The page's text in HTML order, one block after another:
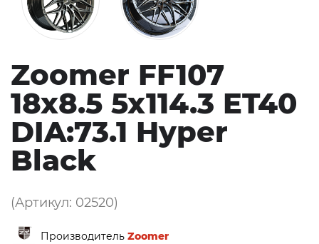
Zoomer FF107
18x8.5 5x114.3 ET40
DIA:73.1 Hyper
Black
(Артикул: 02520)
ПроизводительZoomer